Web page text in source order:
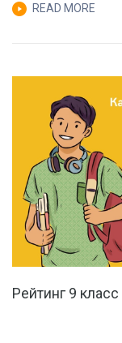
READ MORE
Рейтинг 9 класс